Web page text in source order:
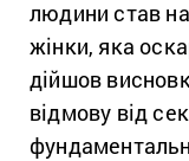
людини став на
жінки, яка
дійшов
відмову від